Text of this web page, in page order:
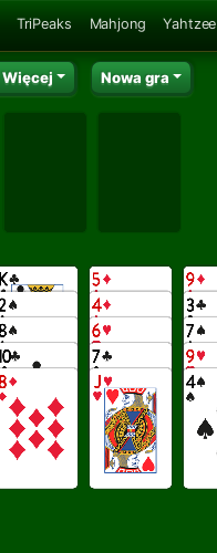
TriPeaks Mahjong Yahtzee
Więcej Nowa gra